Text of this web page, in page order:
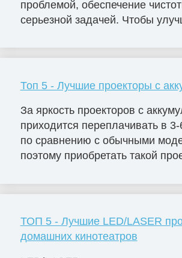
проблемой, обеспечение
серьезной задачей. Чтобы
Топ 5 - Лучшие проекторы с
За яркость проекторов с
приходится переплачивать в
по сравнению с обычными
поэтому приобретать такой
ТОП 5 - Лучшие LED/LASER
домашних кинотеатров